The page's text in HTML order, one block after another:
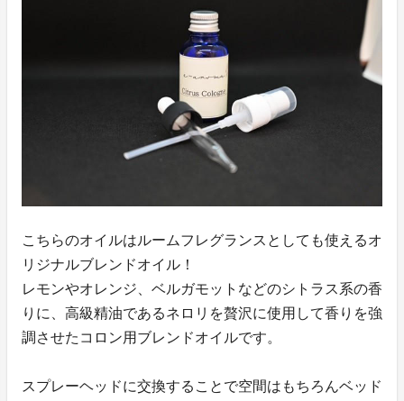
こちらのオイルはルームフレグランスとしても使えるオ
リジナルブレンドオイル！
レモンやオレンジ、ベルガモットなどのシトラス系の香
りに、高級精油であるネロリを贅沢に使用して香りを強
調させたコロン用ブレンドオイルです。
スプレーヘッドに交換することで空間はもちろんベッド